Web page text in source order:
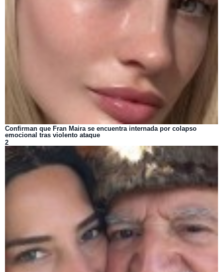
Confirman que Fran Maira se encuentra internada por colapso
emocional tras violento ataque
2